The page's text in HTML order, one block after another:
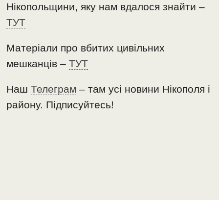
Нікопольщини, яку нам вдалося знайти –
ТУТ
Матеріали про вбитих цивільних
мешканців –ТУТ
НашТелеграм – там усі новини Нікополя і
району. Підписуйтесь!